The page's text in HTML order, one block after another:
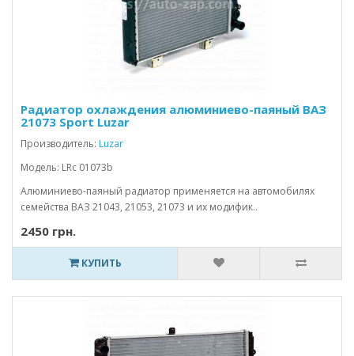
Радиатор охлаждения алюминиево-паяный ВАЗ
21073 Sport Luzar
Производитель: Luzar
Модель: LRc 01073b
Алюминиево-паяный радиатор применяется на автомобилях
семейства ВАЗ 21043, 21053, 21073 и их модифик..
2450 грн.
КУПИТЬ